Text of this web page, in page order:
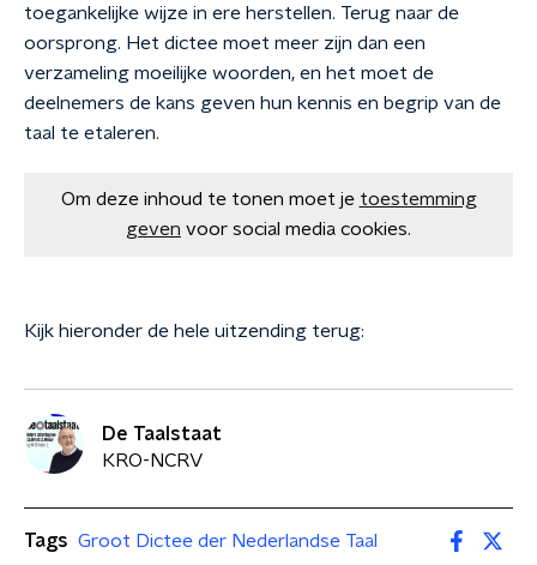
toegankelijke wijze in ere herstellen. Terug naar de
oorsprong. Het dictee moet meer zijn dan een
verzameling moeilijke woorden, en het moet de
deelnemers de kans geven hun kennis en begrip van de
taal te etaleren.
Om deze inhoud te tonen moet je toestemming
geven voor social media cookies.
Kijk hieronder de hele uitzending terug:
De Taalstaat
KRO-NCRV
Tags Groot Dictee der Nederlandse Taal